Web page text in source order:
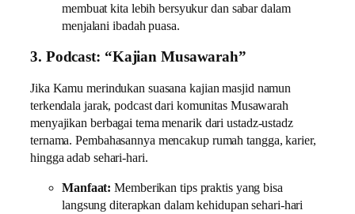
membuat kita lebih bersyukur dan sabar dalam
menjalani ibadah puasa.
3. Podcast: “Kajian Musawarah”
Jika Kamu merindukan suasana kajian masjid namun
terkendala jarak, podcast dari komunitas Musawarah
menyajikan berbagai tema menarik dari ustadz-ustadz
ternama. Pembahasannya mencakup rumah tangga, karier,
hingga adab sehari-hari.
Manfaat: Memberikan tips praktis yang bisa
langsung diterapkan dalam kehidupan sehari-hari